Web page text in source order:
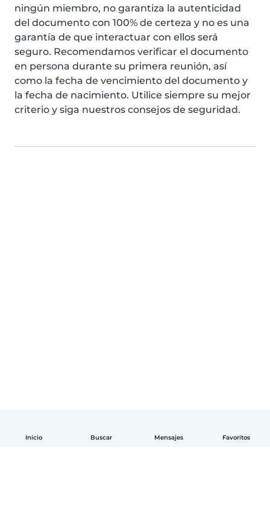
Inicio Buscar Mensajes Favoritos
ningún miembro, no garantiza la autenticidad
del documento con 100% de certeza y no es una
garantía de que interactuar con ellos será
seguro. Recomendamos verificar el documento
en persona durante su primera reunión, así
como la fecha de vencimiento del documento y
la fecha de nacimiento. Utilice siempre su mejor
criterio y siga nuestros consejos de seguridad.